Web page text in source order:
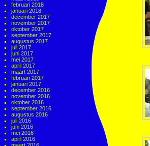
februari 2018
januari 2018
december 2017
november 2017
oktober 2017
september 2017
augustus 2017
juli 2017
juni 2017
mei 2017
april 2017
maart 2017
februari 2017
januari 2017
december 2016
november 2016
oktober 2016
september 2016
augustus 2016
juli 2016
juni 2016
mei 2016
april 2016